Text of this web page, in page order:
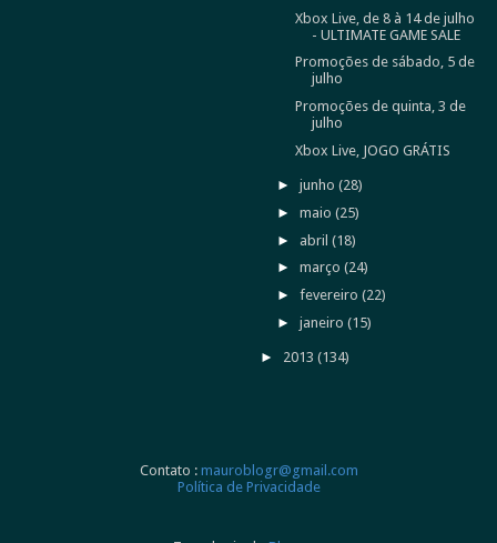
Xbox Live, de 8 à 14 de julho
- ULTIMATE GAME SALE
Promoções de sábado, 5 de
julho
Promoções de quinta, 3 de
julho
Xbox Live, JOGO GRÁTIS
►junho(28)
►maio(25)
► abril(18)
►março(24)
►fevereiro(22)
►janeiro(15)
► 2013 (134)
Contato : mauroblogr@gmail.com
Política de Privacidade